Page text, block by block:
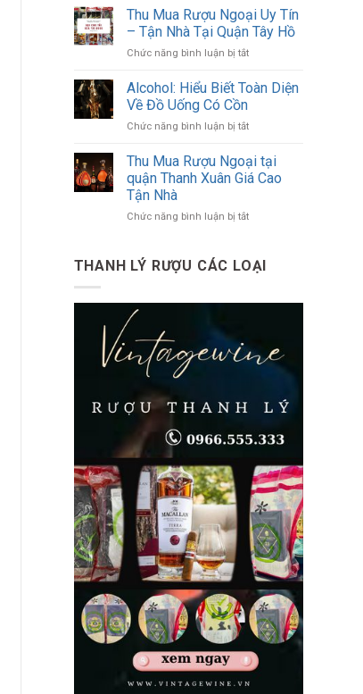
–
Giá
đến
nơi,
thanh
ngay
mua
rượu
ngoại
giá
tại
Biên
Thu Mua Rượu Ngoại Uy Tín
– Tận Nhà Tại Quận Tây Hồ
Chức năng bình luận bị tắtở
Mua
Ngoại
Uy
–
Tận
Quận
Alcohol: Hiểu Biết Toàn Diện
Về Đồ Uống Có Cồn
Chức năng bình luận bị tắtở
Hiểu
Biết
Toàn
Về
Có
Cồn
Thu Mua Rượu Ngoại tại
quận Thanh Xuân Giá Cao
Tận Nhà
Chức năng bình luận bị tắtở
Rượu
Ngoại
quận
Giá
Cao
THANH LÝ RƯỢU CÁC LOẠI